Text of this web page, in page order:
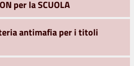
per la SCUOLA
antimafia per i titoli